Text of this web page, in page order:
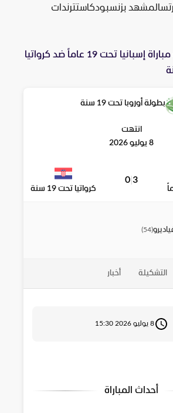
المشهد بزنسبودكاستترندات
إسبانيا تحت 19 عاماً ضد كرواتيا
بطولة أوروبا تحت 19 سنة
انتهت
8 يوليو 2026
3
0
كرواتيا تحت 19 سنة
(
54
)
التشكيلة أخبار
8 يوليو 2026 15:30
أحداث المباراة